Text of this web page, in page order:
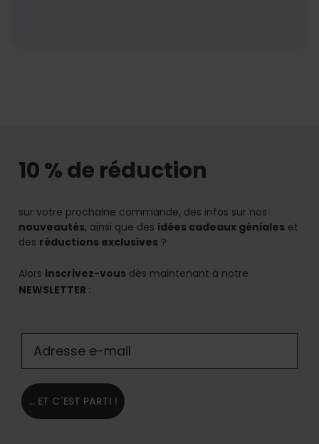
10 % de réduction
sur votre prochaine commande, des infos sur nos
nouveautés, ainsi que des idées cadeaux géniales et
des réductions exclusives ?
Alors inscrivez-vous dès maintenant à notre
NEWSLETTER :
... ET C´EST PARTI !